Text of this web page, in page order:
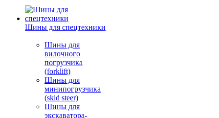
Шины для спецтехники
Шины для
вилочного
погрузчика
(forklift)
Шины для
минипогрузчика
(skid steer)
Шины для
экскаватора-